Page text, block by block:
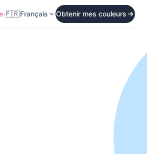
🇫🇷Français Obtenir mes couleurs